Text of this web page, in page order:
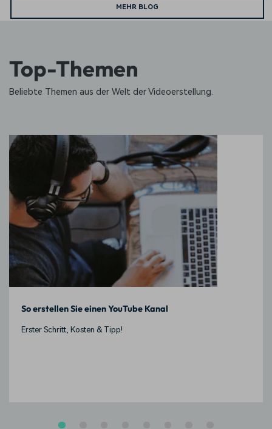
MEHR BLOG
Top-Themen
Beliebte Themen aus der Welt der Videoerstellung.
So erstellen Sie einen YouTube Kanal
Erster Schritt, Kosten & Tipp!